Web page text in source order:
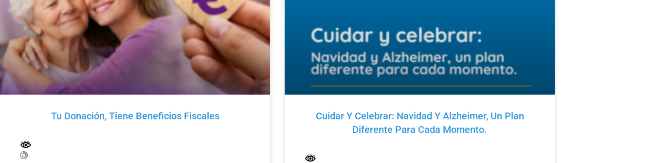
Tu Donación, Tiene Beneficios Fiscales
Cuidar Y Celebrar: Navidad Y Alzheimer, Un Plan
Diferente Para Cada Momento.